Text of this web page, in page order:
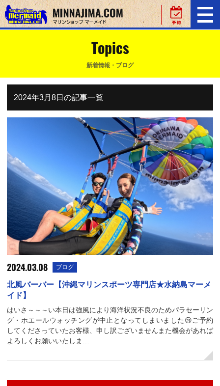
Topics
新着情報・ブログ
2024年3月8日の記事一覧
2024.03.08 ブログ
北風バーバー【沖縄マリンスポーツ専門店★水納島マーメ
イド】
はいさ～～～い本日は強風により海洋状況不良のためパラセーリン
グ・ホエールウォッチングが中止となってしまいました😢ご予約
してくださっていたお客様、申し訳ございませんまた機会があれば
よろしくお願いいたしま…